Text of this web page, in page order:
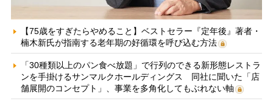
【75歳をすぎたらやめること】ベストセラー『定年後』著者・
楠木新氏が指南する老年期の好循環を呼び込む方法
「30種類以上のパン食べ放題」で行列のできる新形態レストラ
ンを手掛けるサンマルクホールディングス 同社に聞いた「店
舗展開のコンセプト」、事業を多角化してもぶれない軸